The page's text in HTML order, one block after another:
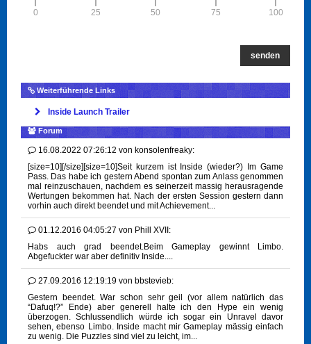
0 25 50 75 100
senden
Weiterführende Links
Inside Launch Trailer
Forum
16.08.2022 07:26:12 von konsolenfreaky:
[size=10][/size][size=10]Seit kurzem ist Inside (wieder?) Im Game
Pass. Das habe ich gestern Abend spontan zum Anlass genommen
mal reinzuschauen, nachdem es seinerzeit massig herausragende
Wertungen bekommen hat. Nach der ersten Session gestern dann
vorhin auch direkt beendet und mit Achievement...
01.12.2016 04:05:27 von Phill XVII:
Habs auch grad beendet.Beim Gameplay gewinnt Limbo.
Abgefuckter war aber definitiv Inside....
27.09.2016 12:19:19 von bbstevieb:
Gestern beendet. War schon sehr geil (vor allem natürlich das
“Dafuq!?” Ende) aber generell halte ich den Hype ein wenig
überzogen. Schlussendlich würde ich sogar ein Unravel davor
sehen, ebenso Limbo. Inside macht mir Gameplay mässig einfach
zu wenig. Die Puzzles sind viel zu leicht, im...